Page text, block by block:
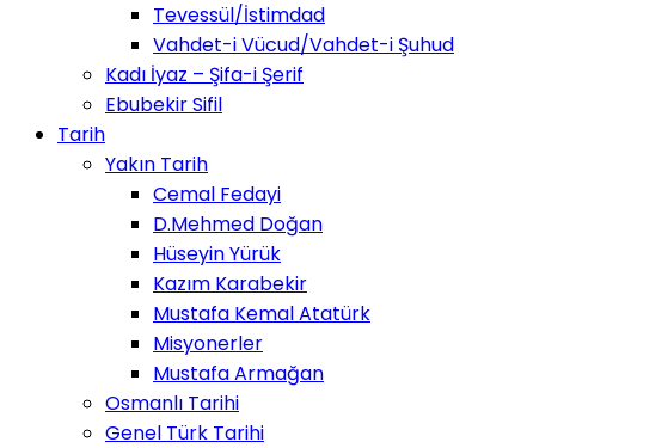
Tevessül/İstimdad
Vahdet-i Vücud/Vahdet-i Şuhud
Kadı İyaz – Şifa-i Şerif
Ebubekir Sifil
Tarih
Yakın Tarih
Cemal Fedayi
D.Mehmed Doğan
Hüseyin Yürük
Kazım Karabekir
Mustafa Kemal Atatürk
Misyonerler
Mustafa Armağan
Osmanlı Tarihi
Genel Türk Tarihi